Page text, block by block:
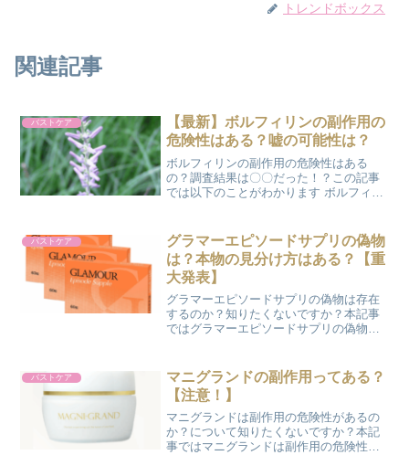
トレンドボックス
関連記事
バストケア
【最新】ボルフィリンの副作用の
危険性はある？嘘の可能性は？
ボルフィリンの副作用の危険性はある
の？調査結果は〇〇だった！？この記事
では以下のことがわかります ボルフィリ
ある ボルフィリンは本当に効果がある？
嘘の可能性は？ ボ...
バストケア
グラマーエピソードサプリの偽物
は？本物の見分け方はある？【重
大発表】
グラマーエピソードサプリの偽物は存在
するのか？知りたくないですか？本記事
ではグラマーエピソードサプリの偽物情
バストケア
マニグランドの副作用ってある？
【注意！】
マニグランドは副作用の危険性があるの
か？について知りたくないですか？本記
事ではマニグランドは副作用の危険性が